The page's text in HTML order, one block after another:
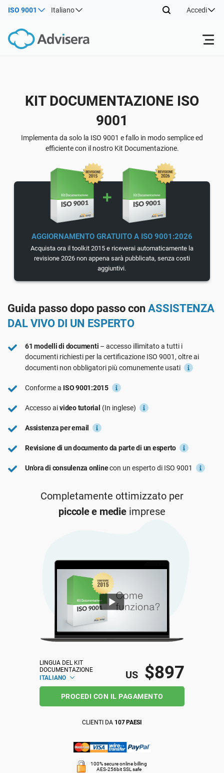
ISO 9001 Italiano Accedi
Indietro
ISO 27001
NIS2
DORA
ISO 42001
GDPR dell’UE
ISO 13485
ISO 20000
ISO 17025
AS9100
Risorse gratuite
Per tipo
Da dove cominciare
Altro
Settori
Consulenti
Aziende IT e SaaS
Infrastrutture critiche
Produzione
Telecomunicazioni
Governo
Dispositivi medici
Settore Automotive
Laboratori
Vedi La Demo
KIT DOCUMENTAZIONE ISO
9001
Implementa da solo la ISO 9001 e fallo in modo semplice ed
efficiente con il nostro Kit Documentazione.
AGGIORNAMENTO GRATUITO A ISO 9001:2026
Acquista ora il toolkit 2015 e riceverai automaticamente la
revisione 2026 non appena sarà pubblicata, senza costi
aggiuntivi.
Guida passo dopo passo con ASSISTENZA
DAL VIVO DI UN ESPERTO
61 modelli di documenti – accesso illimitato a tutti i
documenti richiesti per la certificazione ISO 9001, oltre ai
documenti non obbligatori più comunemente usati
Conforme a ISO 9001:2015
Accesso aivideo tutorial (In inglese)
Assistenza per email
Revisione di un documento da parte di un esperto
Un’ora di consulenza onlinecon un esperto di ISO 9001
Completamente ottimizzato per
piccole e medieimprese
LINGUA DEL KIT
DOCUMENTAZIONE
ITALIANO
US $897
PROCEDI CON IL PAGAMENTO
CLIENTI DA 107 PAESI
100% secure online billing
AES-256bit SSL safe